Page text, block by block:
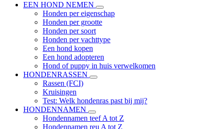
EEN HOND NEMEN
Honden per eigenschap
Honden per grootte
Honden per soort
Honden per vachttype
Een hond kopen
Een hond adopteren
Hond of puppy in huis verwelkomen
HONDENRASSEN
Rassen (FCI)
Kruisingen
Test: Welk hondenras past bij mij?
HONDENNAMEN
Hondennamen teef A tot Z
Hondennamen reu A tot Z